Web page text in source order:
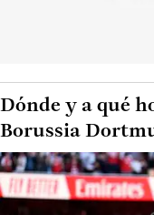
Dónde y a qué
Borussia